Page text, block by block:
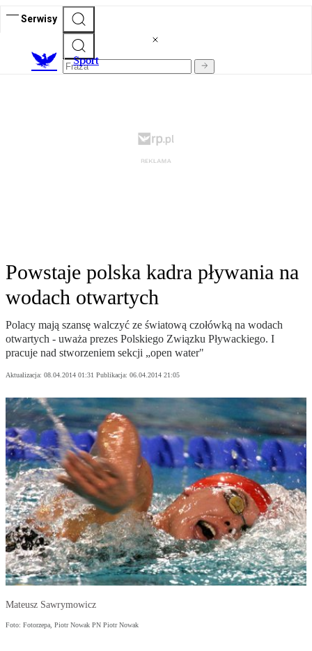
Serwisy
Sport
Powstaje polska kadra pływania na
wodach otwartych
Polacy mają szansę walczyć ze światową czołówką na wodach
otwartych - uważa prezes Polskiego Związku Pływackiego. I
pracuje nad stworzeniem sekcji „open water"
Aktualizacja: 08.04.2014 01:31 Publikacja: 06.04.2014 21:05
Mateusz Sawrymowicz
Foto: Fotorzepa, Piotr Nowak PN Piotr Nowak